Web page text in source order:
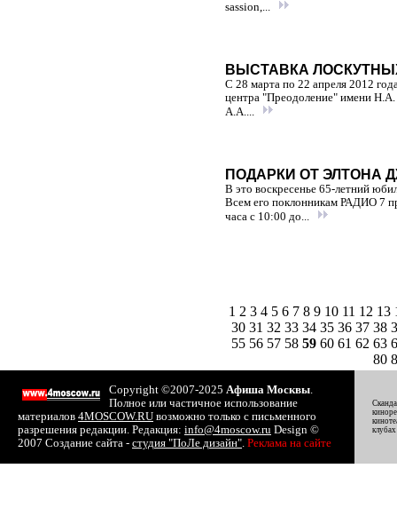
sassion,...
ВЫСТАВКА
С 28 марта по 22 апреля 2012
центра "Преодоление" имени Н.А.
А.А....
ПОДАРКИ ОТ ЭЛТОНА
В это воскресенье 65-летний
Всем его поклонникам РАДИО 7
часа с 10:00 до...
1 2 3 4 5 6 7 8 9 10 11 12 13
30 31 32 33 34 35 36 37 38
55 56 57 58 59 60 61 62 63
80
Copyright ©2007-2025 Афиша Москвы.
Полное или частичное использование
материалов 4MOSCOW.RU возможно только с письменного
разрешения редакции. Редакция: info@4moscow.ru Design ©
2007 Создание сайта - студия "ПоЛе дизайн". Реклама на сайте